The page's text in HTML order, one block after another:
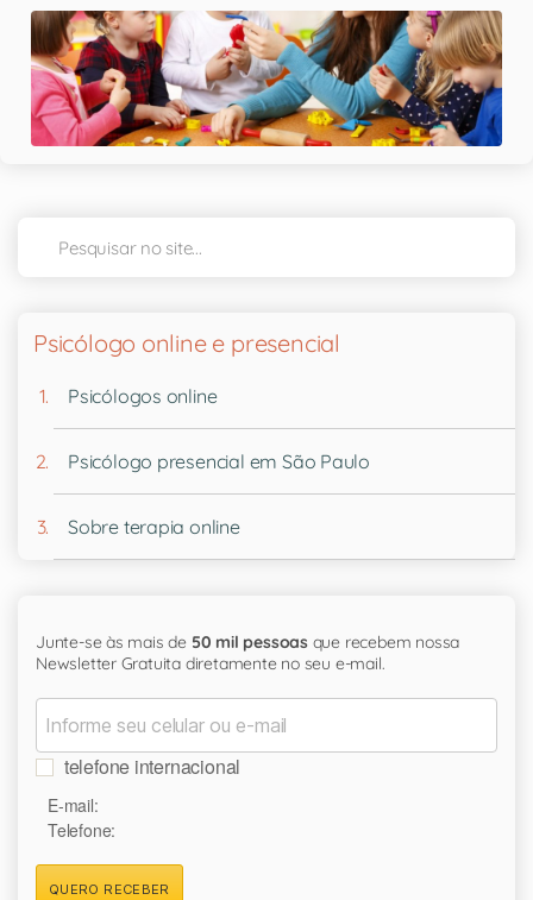
Psicólogo online e presencial
Psicólogos online
Psicólogo presencial em São Paulo
Sobre terapia online
Junte-se às mais de 50 mil pessoasque recebem nossa
Newsletter Gratuita diretamente no seu e-mail.
telefone internacional
E-mail:
Telefone:
QUERO RECEBER